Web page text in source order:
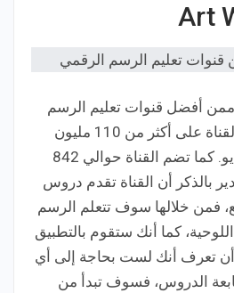
تعد قناة Art With Flo ممن أفضل قنوات تعليم الرسم
الرقمي، حيث تحتوي القناة على أكثر من 110 مليون
مشاهدة لعدد 306 فيديو. كما تضم القناة حوالي 842
بالذكر أن القناة تقدم دروس
فمن خلالها سوف تتعلم الرسم
كما أنك ستقوم بالتطبيق
أن تعرف أنك لست بحاجة إلى أي
الدروس، فسوف تبدأ من